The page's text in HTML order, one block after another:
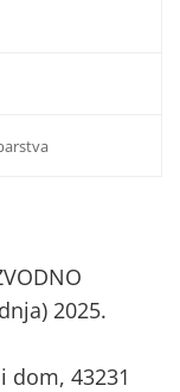
2025.
dom, 43231